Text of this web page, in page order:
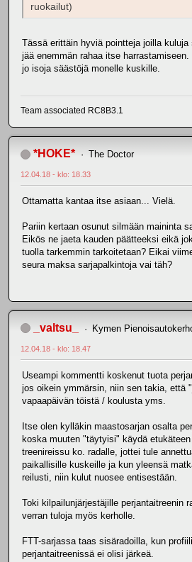
ruokailut)
Tässä erittäin hyviä pointteja joilla kuluja
jää enemmän rahaa itse
jo isoja säästöjä monelle kuskille.
Team associated RC8B3.1
*HOKE* The Doctor
12.04.18 - klo: 18.33
Ottamatta kantaa itse asiaan... Vielä.
Pariin kertaan osunut silmään maininta
Eikös ne jaeta kauden päätteeksi eikä
tuolla tarkemmin tarkoitetaan? Eikai
seura maksa sarjapalkintoja vai täh?
_valtsu_ Kymen
12.04.18 - klo: 18.47
Useampi kommentti koskenut tuota
jos oikein ymmärsin, niin sen takia, että
vapaapäivän töistä / koulusta yms.
Itse olen kylläkin maastosarjan osalta
koska muuten "täytyisi" käydä
treenireissu ko. radalle, jottei tule
paikallisille kuskeille ja kun yleensä
reilusti, niin kulut nuosee entisestään.
Toki kilpailunjärjestäjille perjantaitreenin
verran tuloja myös kerholle.
FTT-sarjassa taas sisäradoilla, kun
perjantaitreenissä ei olisi järkeä.